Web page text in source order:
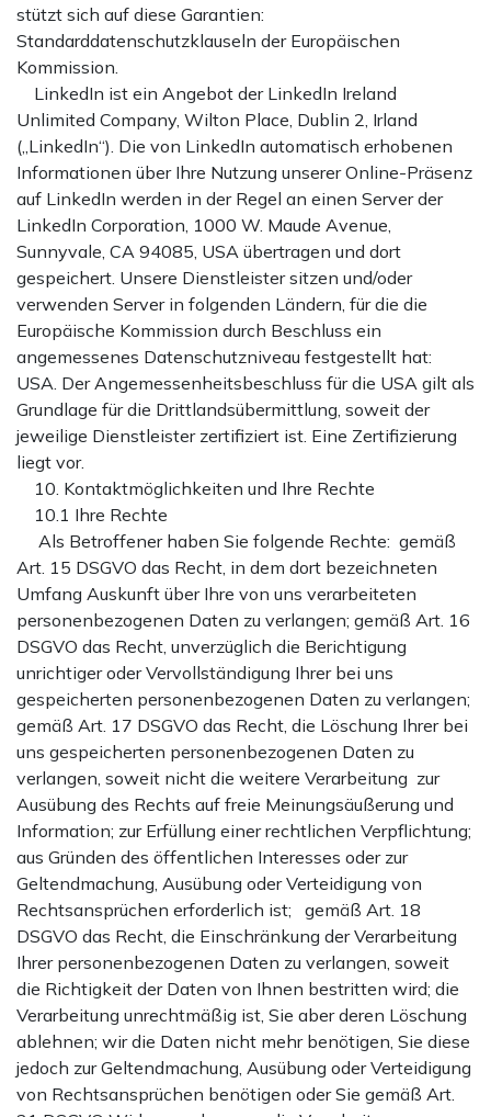
stützt sich auf diese Garantien:
Standarddatenschutzklauseln der Europäischen
Kommission.
LinkedIn ist ein Angebot der LinkedIn Ireland
Unlimited Company, Wilton Place, Dublin 2, Irland
(„LinkedIn“). Die von LinkedIn automatisch erhobenen
Informationen über Ihre Nutzung unserer Online-Präsenz
auf LinkedIn werden in der Regel an einen Server der
LinkedIn Corporation, 1000 W. Maude Avenue,
Sunnyvale, CA 94085, USA übertragen und dort
gespeichert. Unsere Dienstleister sitzen und/oder
verwenden Server in folgenden Ländern, für die die
Europäische Kommission durch Beschluss ein
angemessenes Datenschutzniveau festgestellt hat:
USA. Der Angemessenheitsbeschluss für die USA gilt als
Grundlage für die Drittlandsübermittlung, soweit der
jeweilige Dienstleister zertifiziert ist. Eine Zertifizierung
liegt vor.
10. Kontaktmöglichkeiten und Ihre Rechte
10.1 Ihre Rechte
Als Betroffener haben Sie folgende Rechte: gemäß
Art. 15 DSGVO das Recht, in dem dort bezeichneten
Umfang Auskunft über Ihre von uns verarbeiteten
personenbezogenen Daten zu verlangen; gemäß Art. 16
DSGVO das Recht, unverzüglich die Berichtigung
unrichtiger oder Vervollständigung Ihrer bei uns
gespeicherten personenbezogenen Daten zu verlangen;
gemäß Art. 17 DSGVO das Recht, die Löschung Ihrer bei
uns gespeicherten personenbezogenen Daten zu
verlangen, soweit nicht die weitere Verarbeitung zur
Ausübung des Rechts auf freie Meinungsäußerung und
Information; zur Erfüllung einer rechtlichen Verpflichtung;
aus Gründen des öffentlichen Interesses oder zur
Geltendmachung, Ausübung oder Verteidigung von
Rechtsansprüchen erforderlich ist; gemäß Art. 18
DSGVO das Recht, die Einschränkung der Verarbeitung
Ihrer personenbezogenen Daten zu verlangen, soweit
die Richtigkeit der Daten von Ihnen bestritten wird; die
Verarbeitung unrechtmäßig ist, Sie aber deren Löschung
ablehnen; wir die Daten nicht mehr benötigen, Sie diese
jedoch zur Geltendmachung, Ausübung oder Verteidigung
von Rechtsansprüchen benötigen oder Sie gemäß Art.